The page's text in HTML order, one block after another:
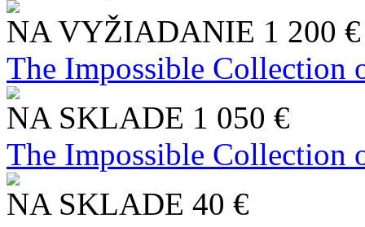
NA VYŽIADANIE 1 200 €
The Impossible Collection
NA SKLADE 1 050 €
The Impossible Collection
NA SKLADE 40 €